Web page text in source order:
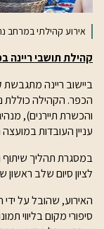
אירוע קהילתי במרחב
קהילת תושבי ריינה
ביישוב ריינה
הכפר. הקהילה כוללת
והכשרת תיירנים),
עניין העובדות
במסגרת תהליך שיתוף
לציון סיום שלב
האירוע, שהובל על ידי
סיפורי מקום בליווי